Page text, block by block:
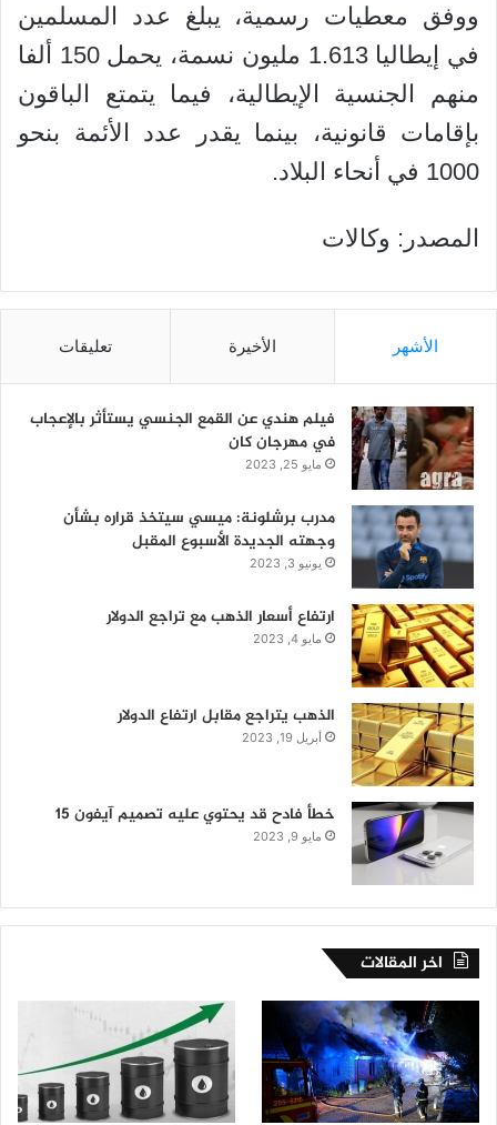
ووفق معطيات رسمية، يبلغ عدد المسلمين
في إيطاليا 1.613 مليون نسمة، يحمل 150 ألفا
منهم الجنسية الإيطالية، فيما يتمتع الباقون
بإقامات قانونية، بينما يقدر عدد الأئمة بنحو
1000 في أنحاء البلاد.
المصدر: وكالات
الأشهر الأخيرة تعليقات
فيلم هندي عن القمع الجنسي يستأثر بالإعجاب
في مهرجان كان
مايو 25, 2023
مدرب برشلونة: ميسي سيتخذ قراره بشأن
وجهته الجديدة الأسبوع المقبل
يونيو 3, 2023
ارتفاع أسعار الذهب مع تراجع الدولار
مايو 4, 2023
الذهب يتراجع مقابل ارتفاع الدولار
أبريل 19, 2023
خطأ فادح قد يحتوي عليه تصميم آيفون 15
مايو 9, 2023
اخر المقالات